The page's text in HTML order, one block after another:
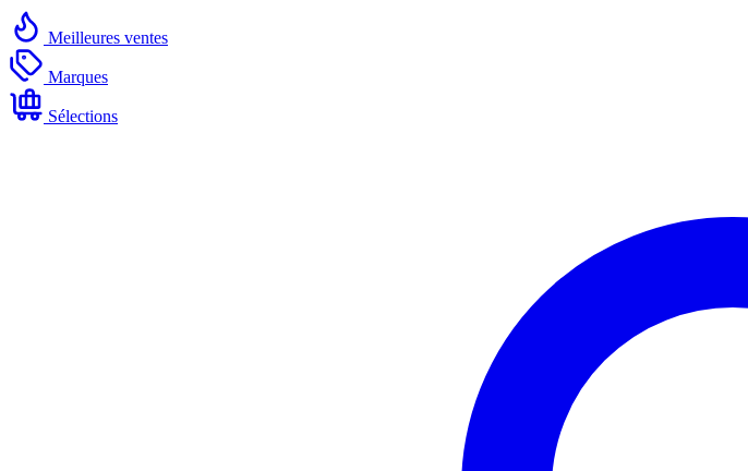
Meilleures ventes
Marques
Sélections